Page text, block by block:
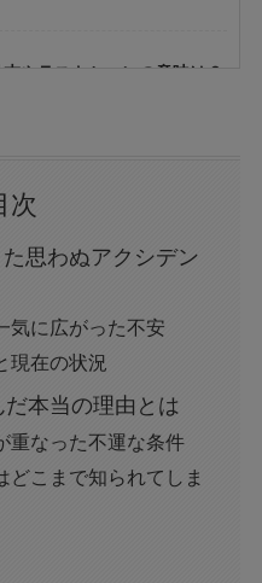
やラストシーンの意味は？
婚してる？
売り切れはなぜ？ワンピース
響を与えていた？
最終話やネタバレは？最後ま
次
思わぬアクシデン
気に広がった不安
現在の状況
本当の理由とは
重なった不運な条件
どこまで知られてしま